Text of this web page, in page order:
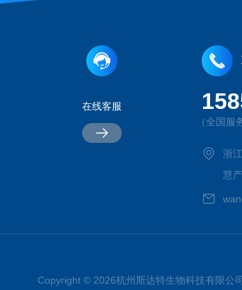
在线客服
（全国服
浙
慧
Copyright © 2026杭州斯达特生物科技有限公